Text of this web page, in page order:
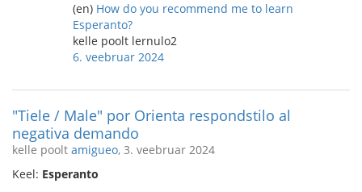
(en) How do you recommend me to learn
Esperanto?
kelle poolt lernulo2
6. veebruar 2024
"Tiele / Male" por Orienta respondstilo al
negativa demando
kelle poolt amigueo, 3. veebruar 2024
Keel: Esperanto